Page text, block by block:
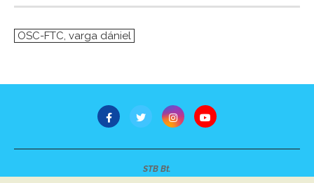
OSC-FTC, varga dániel
STB Bt.